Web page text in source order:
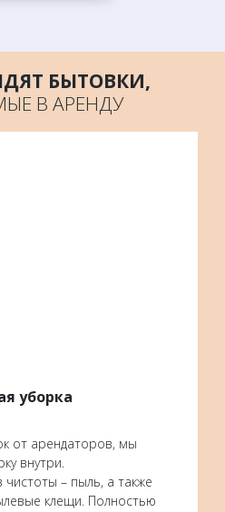
БЫТОВКИ,
В АРЕНДУ
уборка
от арендаторов, мы
внутри.
– пыль, а также
клещи. Полностью